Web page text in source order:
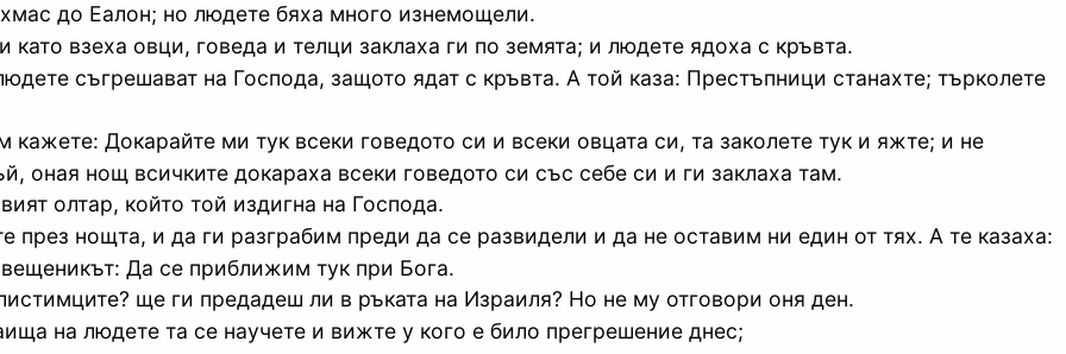
до Еалон; но людете бяха много изнемощели.
взеха овци, говеда и телци заклаха ги по земята; и людете ядоха с кръвта.
съгрешават на Господа, защото ядат с кръвта. А той каза: Престъпници станахте; търколете
Докарайте ми тук всеки говедото си и всеки овцата си, та заколете тук и яжте; и не
оная нощ всичките докараха всеки говедото си със себе си и ги заклаха там.
олтар, който той издигна на Господа.
през нощта, и да ги разграбим преди да се развидели и да не оставим ни един от тях. А те казаха:
Да се приближим тук при Бога.
ще ги предадеш ли в ръката на Израиля? Но не му отговори оня ден.
на людете та се научете и вижте у кого е било прегрешение днес;